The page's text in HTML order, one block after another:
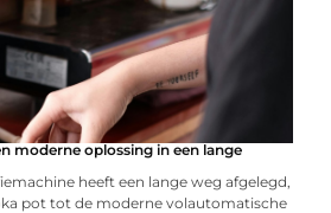
moderne oplossing in een lange
heeft een lange weg afgelegd,
pot tot de moderne volautomatische